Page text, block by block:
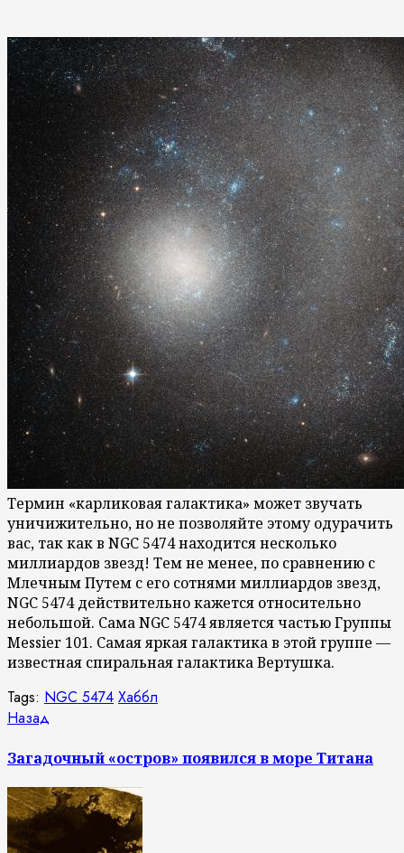
Термин «карликовая галактика» может звучать
уничижительно, но не позволяйте этому одурачить
вас, так как в NGC 5474 находится несколько
миллиардов звезд! Тем не менее, по сравнению с
Млечным Путем с его сотнями миллиардов звезд,
NGC 5474 действительно кажется относительно
небольшой. Сама NGC 5474 является частью Группы
Messier 101. Самая яркая галактика в этой группе —
известная спиральная галактика Вертушка.
Tags: NGC 5474 Хаббл
Продолжить
чтение
Назад
Загадочный «остров» появился в море Титана